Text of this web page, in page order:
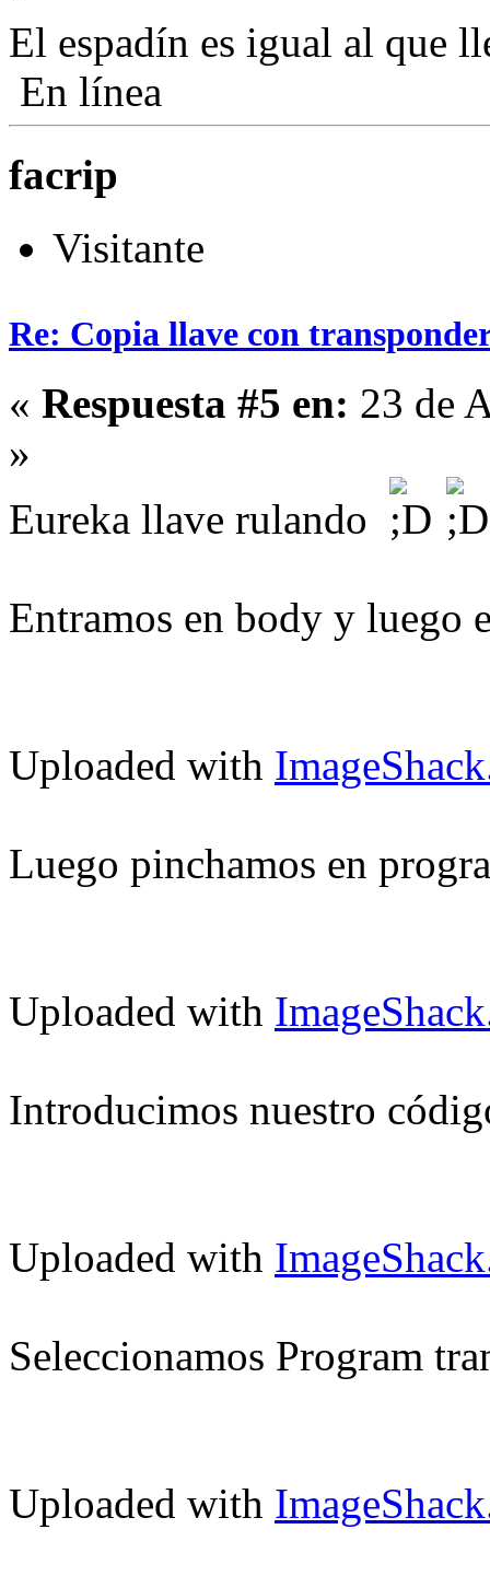
El espadín es igual al que
En línea
facrip
Visitante
Re: Copia llave con
« Respuesta #5 en: 23 de
»
Eureka llave rulando
Entramos en body y luego
Uploaded with
Luego pinchamos en
Uploaded with
Introducimos nuestro
Uploaded with
Seleccionamos Program
Uploaded with